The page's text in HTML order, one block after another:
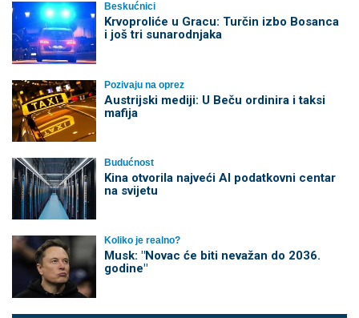
Beskućnici
Krvoproliće u Gracu: Turčin izbo Bosanca
i još tri sunarodnjaka
Pozivaju na oprez
Austrijski mediji: U Beču ordinira i taksi
mafija
Budućnost
Kina otvorila najveći AI podatkovni centar
na svijetu
Koliko je realno?
Musk: "Novac će biti nevažan do 2036.
godine"